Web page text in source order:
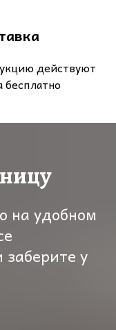
действуют
бесплатно
на удобном
заберите у